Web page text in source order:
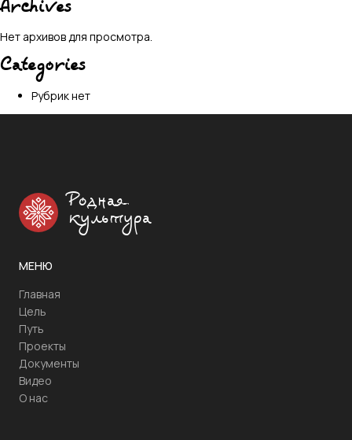
Archives
Нет архивов для просмотра.
Categories
Рубрик нет
Родная
культура
МЕНЮ
Главная
Цель
Путь
Проекты
Документы
Видео
О нас